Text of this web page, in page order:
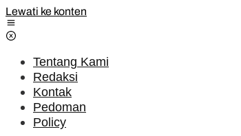
Lewati ke konten
Tentang Kami
Redaksi
Kontak
Pedoman
Policy